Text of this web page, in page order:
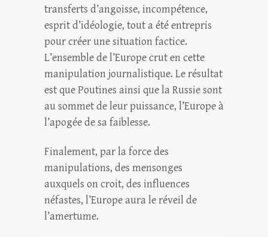
transferts d’angoisse, incompétence,
esprit d’idéologie, tout a été entrepris
pour créer une situation factice.
L’ensemble de l’Europe crut en cette
manipulation journalistique. Le résultat
est que Poutines ainsi que la Russie sont
au sommet de leur puissance, l’Europe à
l’apogée de sa faiblesse.
Finalement, par la force des
manipulations, des mensonges
auxquels on croit, des influences
néfastes, l’Europe aura le réveil de
l’amertume.